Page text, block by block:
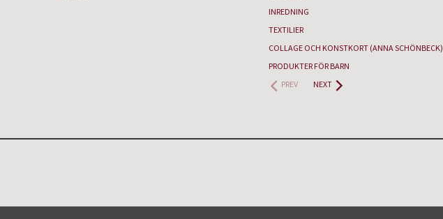
INREDNING
TEXTILIER
COLLAGE OCH KONSTKORT (ANNA SCHÖNBECK)
PRODUKTER FÖR BARN
PREV
NEXT